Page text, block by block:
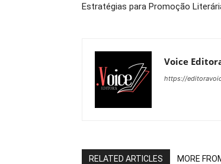
Estratégias para Promoção
Voice
https://
RELATED ARTICLES MORE